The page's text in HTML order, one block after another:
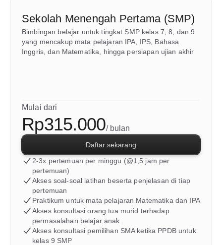
Sekolah Menengah Pertama (SMP)
Bimbingan belajar untuk tingkat SMP kelas 7, 8, dan 9
yang mencakup mata pelajaran IPA, IPS, Bahasa
Inggris, dan Matematika, hingga persiapan ujian akhir
Mulai dari
Rp315.000/ bulan
Daftar sekarang
2-3x pertemuan per minggu (@1,5 jam per
pertemuan)
Akses soal-soal latihan beserta penjelasan di tiap
pertemuan
Praktikum untuk mata pelajaran Matematika dan IPA
Akses konsultasi orang tua murid terhadap
permasalahan belajar anak
Akses konsultasi pemilihan SMA ketika PPDB untuk
kelas 9 SMP